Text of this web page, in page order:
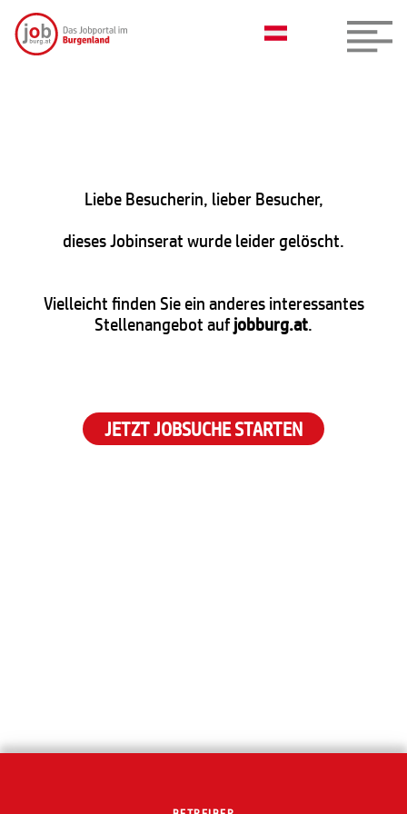
Liebe Besucherin, lieber Besucher,
dieses Jobinserat wurde leider gelöscht.
Vielleicht finden Sie ein anderes interessantes
Stellenangebot aufjobburg.at.
JETZT JOBSUCHE STARTEN